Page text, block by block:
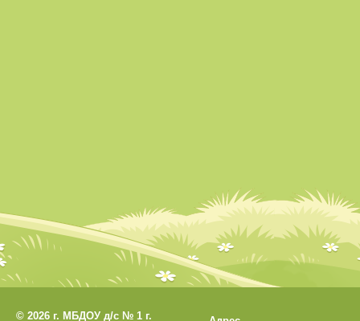
© 2026 г. МБДОУ д/с № 1 г.